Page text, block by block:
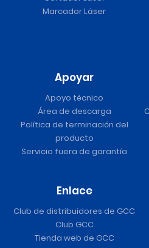
Marcador Láser
Apoyar
Apoyo técnico
Área de descarga
Política de terminación del
producto
Servicio fuera de garantía
Enlace
Club de distribuidores de GCC
Club GCC
Tienda web de GCC